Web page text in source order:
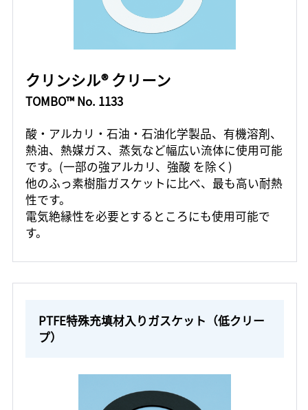
クリンシル® クリーン
TOMBO™ No. 1133
酸・アルカリ・石油・石油化学製品、有機溶剤、
熱油、熱媒ガス、蒸気など幅広い流体に使用可能
です。(一部の強アルカリ、強酸 を除く)
他のふっ素樹脂ガスケットに比べ、最も高い耐熱
性です。
電気絶縁性を必要とするところにも使用可能で
す。
PTFE特殊充填材入りガスケット（低クリー
プ）